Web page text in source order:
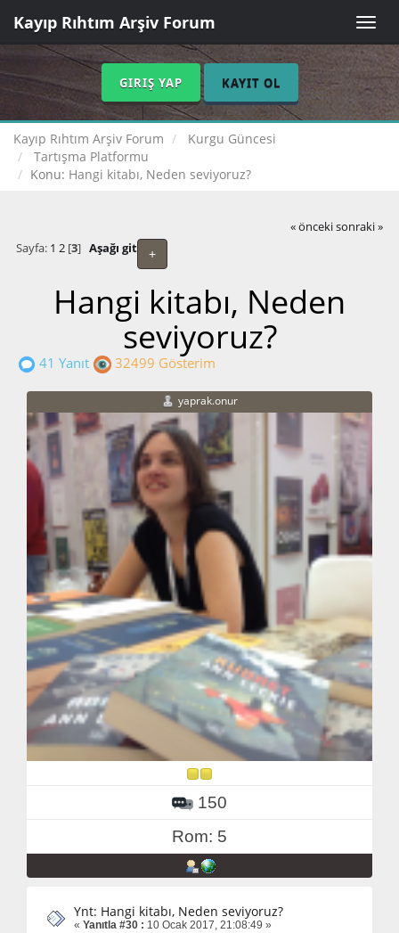
Toggle
Kayıp Rıhtım Arşiv Forum
GIRIŞ YAP KAYIT OL
Kayıp Rıhtım Arşiv Forum
Kurgu Güncesi
Tartışma Platformu
Konu: Hangi kitabı, Neden seviyoruz?
« önceki sonraki »
+
Sayfa: 1 2[3] Aşağı git
Hangi kitabı, Neden
seviyoruz?
41 Yanıt 32499 Gösterim
yaprak.onur
150
Rom: 5
Ynt: Hangi kitabı, Neden seviyoruz?
« Yanıtla #30 : 10 Ocak 2017, 21:08:49 »